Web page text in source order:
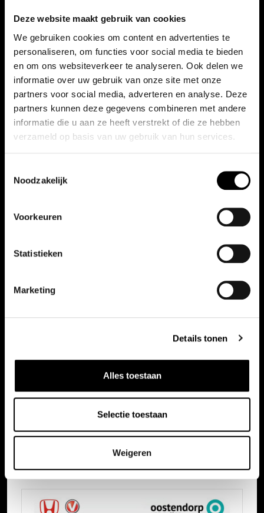
Deze website maakt gebruik van cookies
We gebruiken cookies om content en advertenties te
personaliseren, om functies voor social media te bieden
en om ons websiteverkeer te analyseren. Ook delen we
informatie over uw gebruik van onze site met onze
partners voor social media, adverteren en analyse. Deze
partners kunnen deze gegevens combineren met andere
informatie die u aan ze heeft verstrekt of die ze hebben
verzameld op basis van uw gebruik van hun services.
Noodzakelijk
Voorkeuren
Statistieken
Marketing
Details tonen
Alles toestaan
Selectie toestaan
Weigeren
Vergelijkbare auto's
Bekijk ook onze andere auto's